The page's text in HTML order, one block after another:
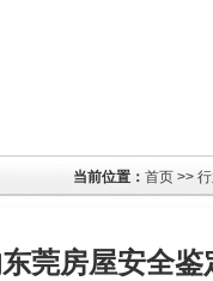
当前位置： 首页 >>
莞房屋安全鉴